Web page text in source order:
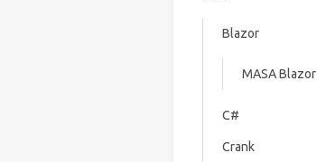
Blazor
MASA Blazor
C#
Crank